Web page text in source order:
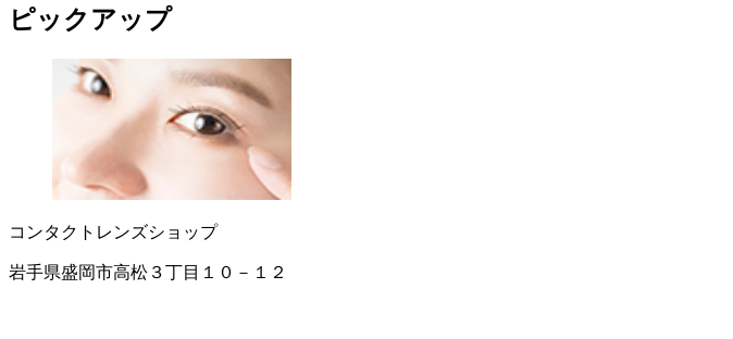
ピックアップ
コンタクトレンズショップ
岩手県盛岡市高松３丁目１０－１２